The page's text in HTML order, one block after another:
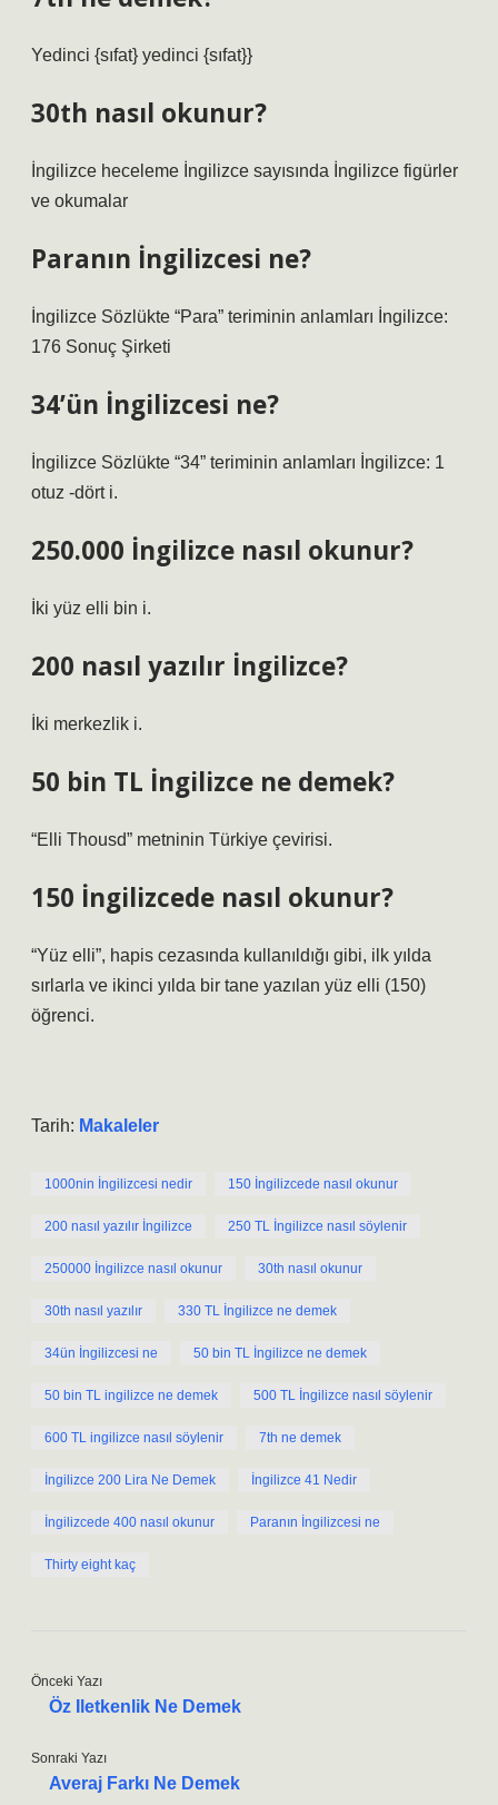
Yedinci {sıfat} yedinci {sıfat}}
30th nasıl okunur?
İngilizce heceleme İngilizce sayısında İngilizce figürler
ve okumalar
Paranın İngilizcesi ne?
İngilizce Sözlükte “Para” teriminin anlamları İngilizce:
176 Sonuç Şirketi
34’ün İngilizcesi ne?
İngilizce Sözlükte “34” teriminin anlamları İngilizce: 1
otuz -dört i.
250.000 İngilizce nasıl okunur?
İki yüz elli bin i.
200 nasıl yazılır İngilizce?
İki merkezlik i.
50 bin TL İngilizce ne demek?
“Elli Thousd” metninin Türkiye çevirisi.
150 İngilizcede nasıl okunur?
“Yüz elli”, hapis cezasında kullanıldığı gibi, ilk yılda
sırlarla ve ikinci yılda bir tane yazılan yüz elli (150)
öğrenci.
Tarih: Makaleler
1000nin İngilizcesi nedir 150 İngilizcede nasıl okunur
200 nasıl yazılır İngilizce 250 TL İngilizce nasıl söylenir
250000 İngilizce nasıl okunur 30th nasıl okunur
30th nasıl yazılır 330 TL İngilizce ne demek
34ün İngilizcesi ne 50 bin TL İngilizce ne demek
50 bin TL ingilizce ne demek 500 TL İngilizce nasıl söylenir
600 TL ingilizce nasıl söylenir 7th ne demek
İngilizce 200 Lira Ne Demek İngilizce 41 Nedir
İngilizcede 400 nasıl okunur Paranın İngilizcesi ne
Thirty eight kaç
Önceki Yazı
Öz Iletkenlik Ne Demek
Sonraki Yazı
Averaj Farkı Ne Demek